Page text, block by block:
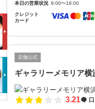
本日の営業状況 9:00〜18:00
クレジット
カード
店舗公式
ギャラリーメモリア横
3.21